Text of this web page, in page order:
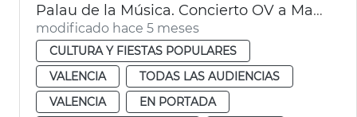
Palau de la Música. Concierto OV a Madrid
modificado hace 5 meses
CULTURA Y FIESTAS POPULARES
VALENCIA
TODAS LAS AUDIENCIAS
VALENCIA
EN PORTADA